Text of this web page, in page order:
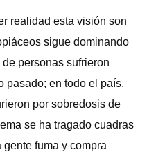
realidad esta visión son
sigue dominando
personas sufrieron
pasado; en todo el país,
por sobredosis de
se ha tragado cuadras
fuma y compra